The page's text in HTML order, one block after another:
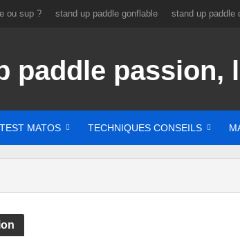
ou sup ? stand up paddle gonflable stand up paddle
TEST MATOS TECHNIQUES CONSEILS